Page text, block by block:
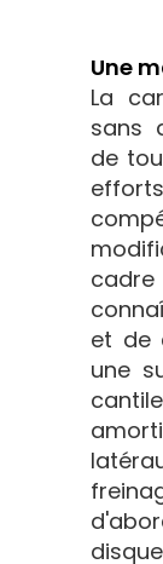
Une
La
sans
de
et de
une